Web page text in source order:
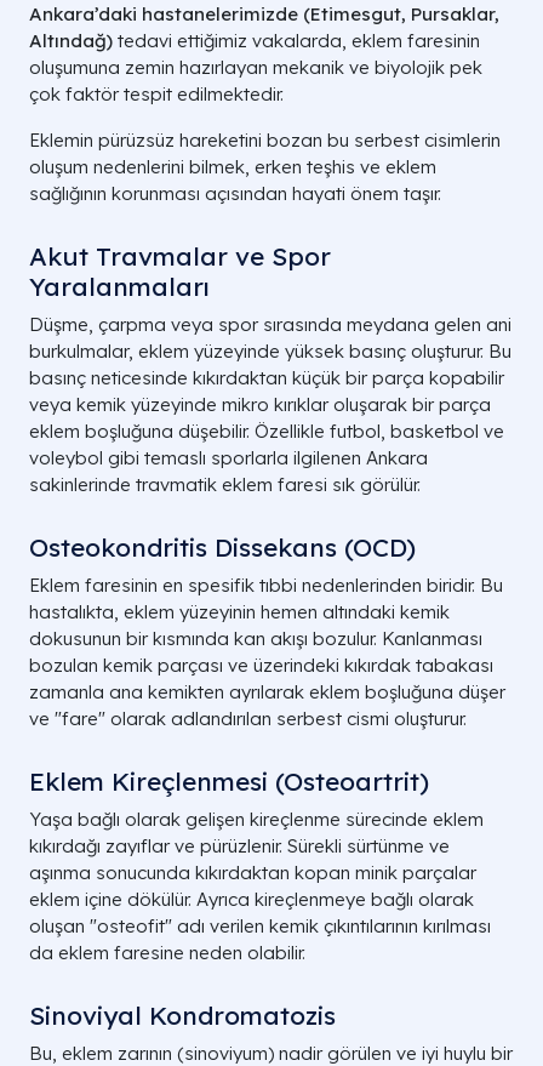
Ankara’daki hastanelerimizde (Etimesgut, Pursaklar,
Altındağ) tedavi ettiğimiz vakalarda, eklem faresinin
oluşumuna zemin hazırlayan mekanik ve biyolojik pek
çok faktör tespit edilmektedir.
Eklemin pürüzsüz hareketini bozan bu serbest cisimlerin
oluşum nedenlerini bilmek, erken teşhis ve eklem
sağlığının korunması açısından hayati önem taşır.
Akut Travmalar ve Spor
Yaralanmaları
Düşme, çarpma veya spor sırasında meydana gelen ani
burkulmalar, eklem yüzeyinde yüksek basınç oluşturur. Bu
basınç neticesinde kıkırdaktan küçük bir parça kopabilir
veya kemik yüzeyinde mikro kırıklar oluşarak bir parça
eklem boşluğuna düşebilir. Özellikle futbol, basketbol ve
voleybol gibi temaslı sporlarla ilgilenen Ankara
sakinlerinde travmatik eklem faresi sık görülür.
Osteokondritis Dissekans (OCD)
Eklem faresinin en spesifik tıbbi nedenlerinden biridir. Bu
hastalıkta, eklem yüzeyinin hemen altındaki kemik
dokusunun bir kısmında kan akışı bozulur. Kanlanması
bozulan kemik parçası ve üzerindeki kıkırdak tabakası
zamanla ana kemikten ayrılarak eklem boşluğuna düşer
ve "fare" olarak adlandırılan serbest cismi oluşturur.
Eklem Kireçlenmesi (Osteoartrit)
Yaşa bağlı olarak gelişen kireçlenme sürecinde eklem
kıkırdağı zayıflar ve pürüzlenir. Sürekli sürtünme ve
aşınma sonucunda kıkırdaktan kopan minik parçalar
eklem içine dökülür. Ayrıca kireçlenmeye bağlı olarak
oluşan "osteofit" adı verilen kemik çıkıntılarının kırılması
da eklem faresine neden olabilir.
Sinoviyal Kondromatozis
Bu, eklem zarının (sinoviyum) nadir görülen ve iyi huylu bir